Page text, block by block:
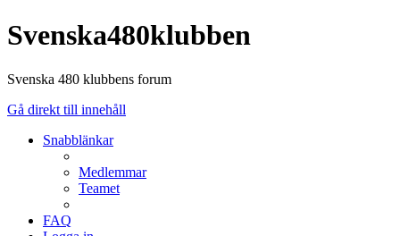
Svenska480klubben
Svenska 480 klubbens forum
Gå direkt till innehåll
Snabblänkar
Medlemmar
Teamet
FAQ